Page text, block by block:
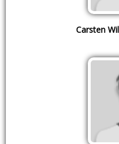
Carsten